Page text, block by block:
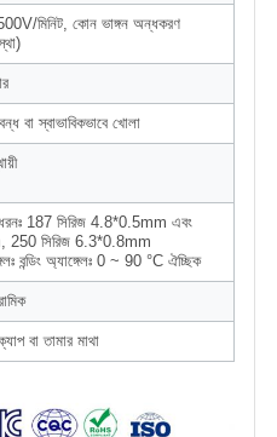
মিনিট, কোন ভাঙ্গন অন্ধকরণ
বা স্বাভাবিকভাবে খোলা
ধরনঃ 187 সিরিজ 4.8*0.5mm এবং
250 সিরিজ 6.3*0.8mm
বন্ডিং অ্যাঙ্গেলঃ 0 ~ 90 °C ঐচ্ছিক
বা তামার মাথা